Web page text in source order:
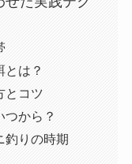
とは？
とコツ
つから？
釣りの時期